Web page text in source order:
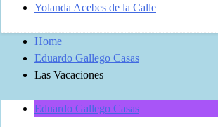
Yolanda Acebes de la Calle
Home
Eduardo Gallego Casas
Las Vacaciones
Eduardo Gallego Casas